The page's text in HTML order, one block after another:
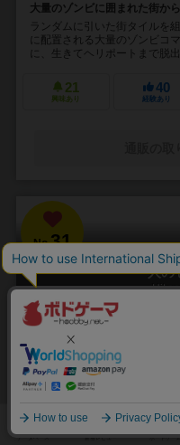
大量のゾンビに囲まれた街か
ランダムに引いた街タイルを
に配置される大量のゾンビコ
に、生きてヘリポートまで脱
21
興味あり
40
経験あり
No.31
人の
3～5人
責任をなすりつけろ！
「お前がやったんだろ！！」